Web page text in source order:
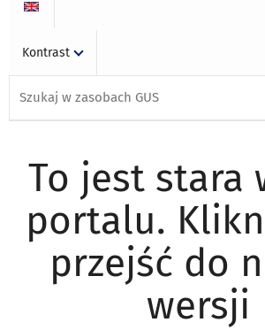
Kontrast
To jest stara
portalu.
przejść do
wersji